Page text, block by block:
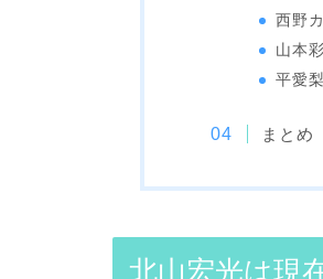
西野
山本
平愛梨
まとめ
北山宏光は現